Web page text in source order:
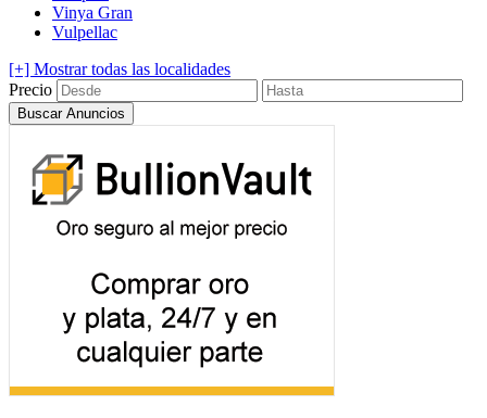
Vinya Gran
Vulpellac
[+] Mostrar todas las localidades
Precio